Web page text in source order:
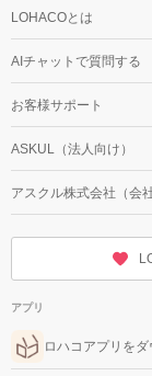
LOHACOとは
AIチャットで質問する
お客様サポート
ASKUL（法人向け）
アスクル株式会社（会
アプリ
ロハコアプリを